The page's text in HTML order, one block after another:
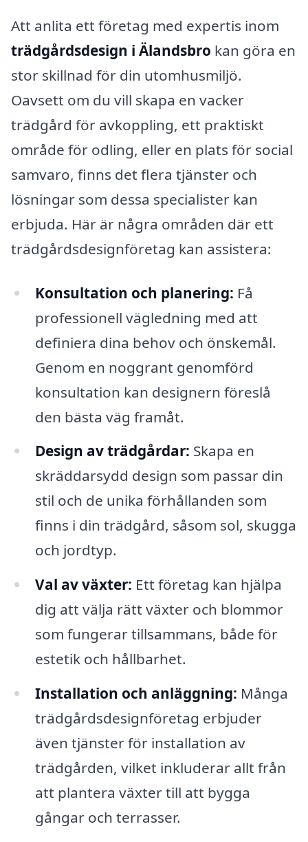
Att anlita ett företag med expertis inom
trädgårdsdesign i Älandsbro kan göra en
stor skillnad för din utomhusmiljö.
Oavsett om du vill skapa en vacker
trädgård för avkoppling, ett praktiskt
område för odling, eller en plats för social
samvaro, finns det flera tjänster och
lösningar som dessa specialister kan
erbjuda. Här är några områden där ett
trädgårdsdesignföretag kan assistera:
Konsultation och planering: Få
professionell vägledning med att
definiera dina behov och önskemål.
Genom en noggrant genomförd
konsultation kan designern föreslå
den bästa väg framåt.
Design av trädgårdar: Skapa en
skräddarsydd design som passar din
stil och de unika förhållanden som
finns i din trädgård, såsom sol, skugga
och jordtyp.
Val av växter: Ett företag kan hjälpa
dig att välja rätt växter och blommor
som fungerar tillsammans, både för
estetik och hållbarhet.
Installation och anläggning: Många
trädgårdsdesignföretag erbjuder
även tjänster för installation av
trädgården, vilket inkluderar allt från
att plantera växter till att bygga
gångar och terrasser.